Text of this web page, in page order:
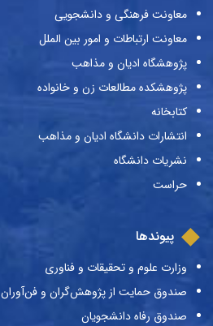
معاونت فرهنگی و دانشجویی
معاونت ارتباطات و امور بین الملل
پژوهشگاه ادیان و مذاهب
پژوهشکده مطالعات زن و خانواده
کتابخانه
انتشارات دانشگاه ادیان و مذاهب
نشریات دانشگاه
حراست
پیوندها
وزارت علوم و تحقیقات و فناوری
صندوق حمایت از پژوهش‌گران و فن‌آوران
صندوق رفاه دانشجویان